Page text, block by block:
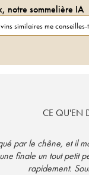
notre sommelière IA
similaires me conseilles-
CE QU'EN
par le chêne, et il
finale un tout petit
rapidement.